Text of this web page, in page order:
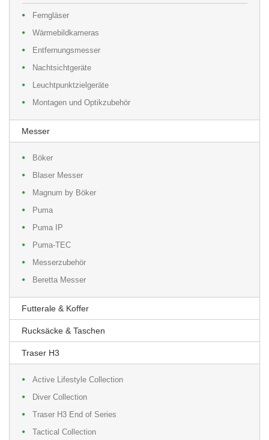
Ferngläser
Wärmebildkameras
Entfernungsmesser
Nachtsichtgeräte
Leuchtpunktzielgeräte
Montagen und Optikzubehör
Messer
Böker
Blaser Messer
Magnum by Böker
Puma
Puma IP
Puma-TEC
Messerzubehör
Beretta Messer
Futterale & Koffer
Rucksäcke & Taschen
Traser H3
Active Lifestyle Collection
Diver Collection
Traser H3 End of Series
Tactical Collection